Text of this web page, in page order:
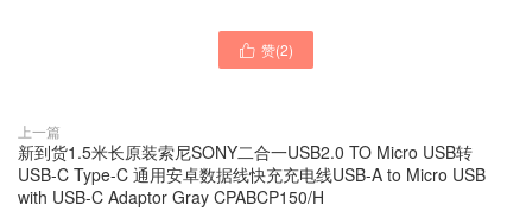
 赞(2)
上一篇
新到货1.5米长原装索尼SONY二合一USB2.0 TO Micro USB转
USB-C Type-C 通用安卓数据线快充充电线USB-A to Micro USB
with USB-C Adaptor Gray CPABCP150/H